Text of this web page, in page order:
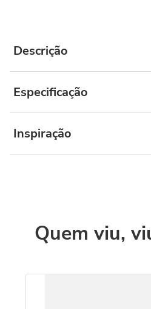
Descrição
Especificação
Inspiração
Quem viu,